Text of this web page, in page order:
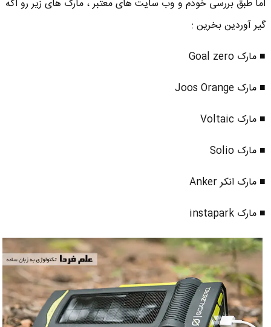
اما طبق بررسی خودم و وب سایت های معتبر ، مارک های زیر رو اگه
گیر آوردین بخرین :
■ مارک Goal zero
■ مارک Joos Orange
■ مارک Voltaic
■ مارک Solio
■ مارک انکر Anker
■ مارک instapark